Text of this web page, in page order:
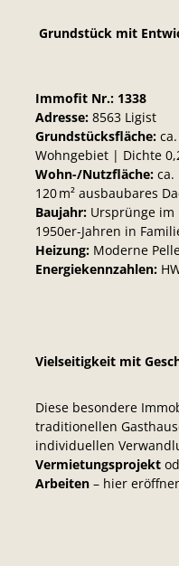
Grundstück mit
Immofit Nr.: 1338
Adresse:8563 Ligist
Grundstücksfläche:ca.
Wohngebiet | Dichte
Wohn-/Nutzfläche:ca.
120 m² ausbaubares
Baujahr:Ursprünge im
1950er-Jahren in
Heizung:Moderne
Energiekennzahlen:
Vielseitigkeit mit
Diese besondere
traditionellen
individuellen
Vermietungsprojekt
Arbeiten– hier